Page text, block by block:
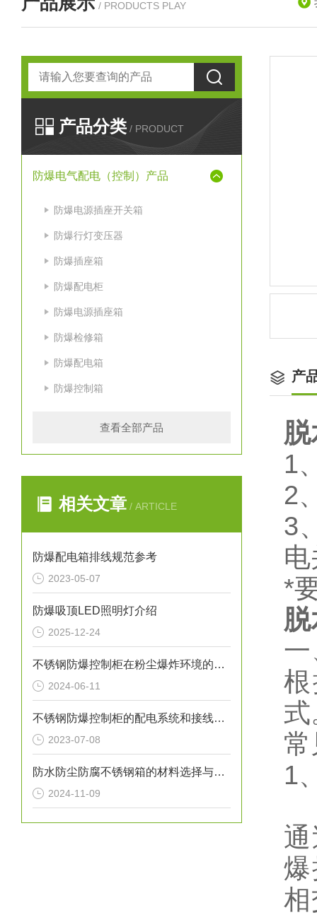
/ PRODUCTS PLAY
产品分类 / PRODUCT
防爆电气配电（控制）产品
防爆电源插座开关箱
防爆行灯变压器
防爆插座箱
防爆配电柜
防爆电源插座箱
防爆检修箱
防爆配电箱
防爆控制箱
查看全部产品
相关文章 / ARTICLE
防爆配电箱排线规范参考
2023-05-07
防爆吸顶LED照明灯介绍
2025-12-24
不锈钢防爆控制柜在粉尘爆炸环境的应用
2024-06-11
不锈钢防爆控制柜的配电系统和接线方式是怎样的？
2023-07-08
防水防尘防腐不锈钢箱的材料选择与工艺优化
2024-11-09
产
1
2
3
*
式
1